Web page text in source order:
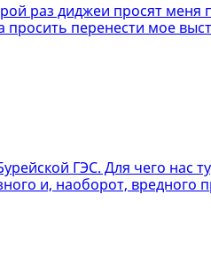
раз диджеи просят меня
просить перенести мое
ГЭС. Для чего нас
и, наоборот,